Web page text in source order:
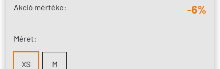
Akció mértéke: -6%
Méret:
XS M